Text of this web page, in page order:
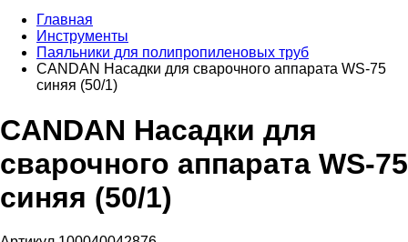
Главная
Инструменты
Паяльники для полипропиленовых труб
CANDAN Насадки для сварочного аппарата WS-75
синяя (50/1)
CANDAN Насадки для
сварочного аппарата WS-75
синяя (50/1)